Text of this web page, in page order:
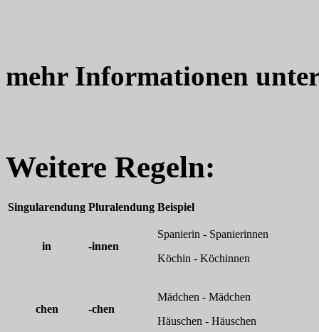
mehr Informationen
Weitere Regeln:
Singularendung Pluralendung Beispiel
in -innen
Spanierin - Spanierinnen
Köchin - Köchinnen
chen -chen
Mädchen - Mädchen
Häuschen - Häuschen